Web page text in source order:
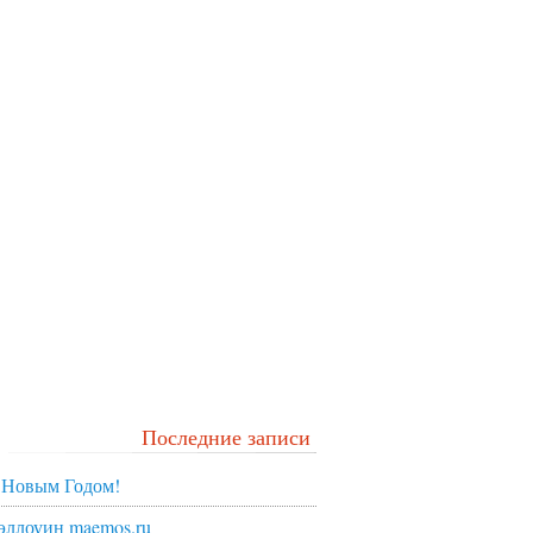
Последние записи
Годом!
maemos.ru